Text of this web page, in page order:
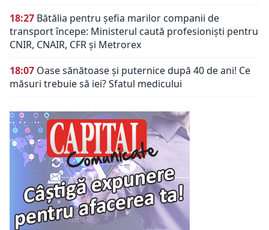
18:27 Bătălia pentru șefia marilor companii de
transport începe: Ministerul caută profesioniști pentru
CNIR, CNAIR, CFR și Metrorex
18:07 Oase sănătoase și puternice după 40 de ani! Ce
măsuri trebuie să iei? Sfatul medicului